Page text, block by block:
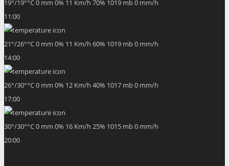
19°/19°°C0 mm 0% 11 Km/h 70% 1019 mb0 mm/h
11:00
21°/26°°C0 mm 0% 11 Km/h 60% 1019 mb0 mm/h
14:00
26°/30°°C0 mm 0% 12 Km/h 40% 1017 mb0 mm/h
17:00
30°/30°°C0 mm 0% 16 Km/h 25% 1015 mb0 mm/h
20:00